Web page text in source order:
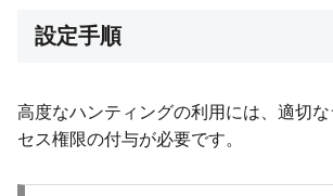
設定手順
高度なハンティングの利用には、適切
セス権限の付与が必要です。